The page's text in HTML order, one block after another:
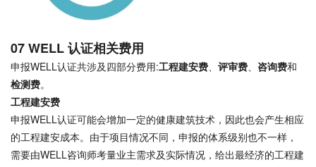
07 WELL 认证相关费用
申报WELL认证共涉及四部分费用:工程建安费 评审费 咨询费和
检测费。
工程建安费
申报WELL认证可能会增加一定的健康建筑技术，因此也会产生相应
的工程建安成本。由于项目情况不同，申报的体系级别也不一样，
需要由WELL咨询师考量业主需求及实际情况，给出最经济的工程建